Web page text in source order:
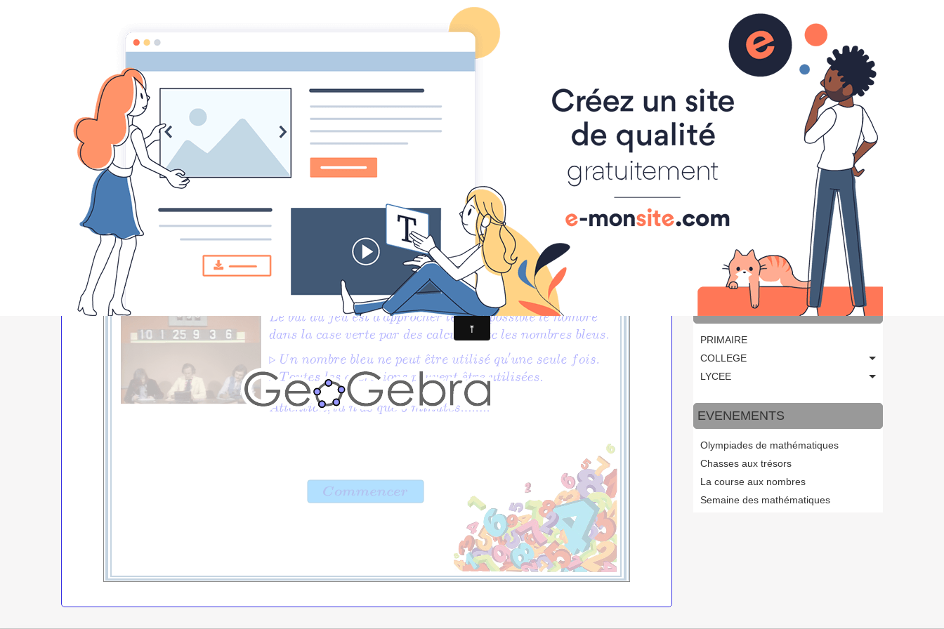
auto-évaluations Programmes officiels
OK
Maths au LFKL
Le compte est bon.
MENU
Cours de mathématiques
Sujets de brevet
Histoire de l'art
TICE
SITES DE CLASSES
PRIMAIRE
COLLEGE
LYCEE
EVENEMENTS
Olympiades de mathématiques
Chasses aux trésors
La course aux nombres
Semaine des mathématiques